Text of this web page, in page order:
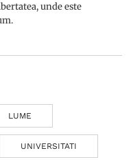
unde este
LUME
UNIVERSITATI